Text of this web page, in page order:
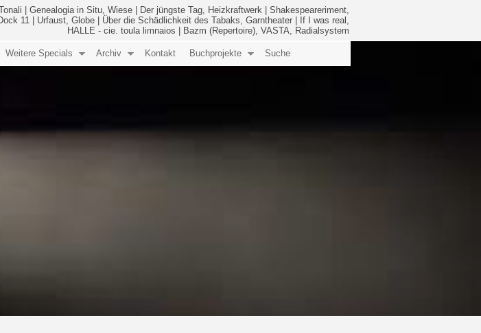
Genealogia in Situ, Wiese Der jüngste Tag, Heizkraftwerk
Shakespeareriment,
11 Urfaust, Globe Über die Schädlichkeit des Tabaks, Garntheater
If I was real,
HALLE - cie. toula limnaios
Bazm (Repertoire), VASTA, Radialsystem
Weitere Specials Archiv Kontakt Buchprojekte Suche